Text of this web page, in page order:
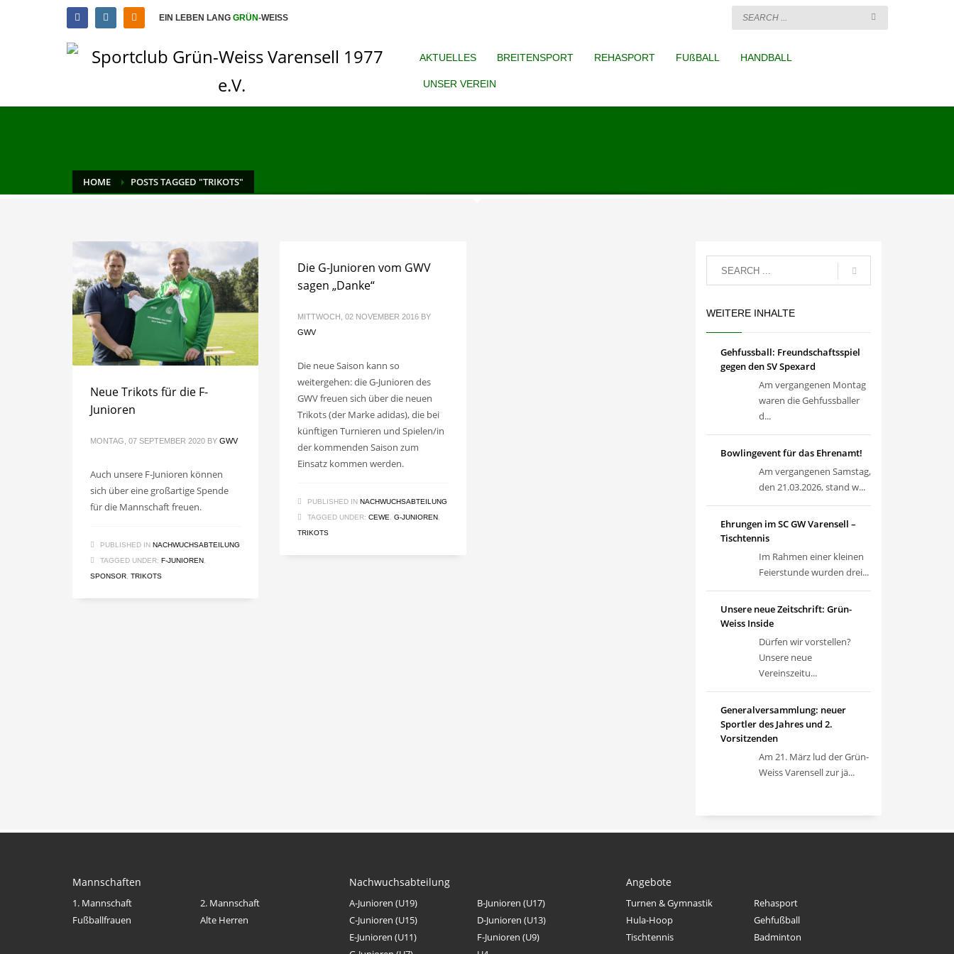
EIN LEBEN LANG GRÜN-WEISS
AKTUELLES BREITENSPORT REHASPORT FUßBALL HANDBALL
UNSER VEREIN
HOME POSTS TAGGED "TRIKOTS"
Neue Trikots für die F-
Junioren
MONTAG, 07 SEPTEMBER 2020 BY GWV
Auch unsere F-Junioren können
sich über eine großartige Spende
für die Mannschaft freuen.
PUBLISHED IN NACHWUCHSABTEILUNG
TAGGED UNDER: F-JUNIOREN
SPONSOR TRIKOTS
Die G-Junioren vom GWV
sagen „Danke“
MITTWOCH, 02 NOVEMBER 2016 BY
GWV
Die neue Saison kann so
weitergehen: die G-Junioren des
GWV freuen sich über die neuen
Trikots (der Marke adidas), die bei
künftigen Turnieren und Spielen/in
der kommenden Saison zum
Einsatz kommen werden.
PUBLISHED IN NACHWUCHSABTEILUNG
TAGGED UNDER: CEWE ,G-JUNIOREN
TRIKOTS
WEITERE INHALTE
Gehfussball: Freundschaftsspiel
gegen den SV Spexard
Am vergangenen Montag
waren die Gehfussballer
d...
Bowlingevent für das Ehrenamt!
Am vergangenen Samstag,
den 21.03.2026, stand w...
Ehrungen im SC GW Varensell –
Tischtennis
Im Rahmen einer kleinen
Feierstunde wurden drei...
Unsere neue Zeitschrift: Grün-
Weiss Inside
Dürfen wir vorstellen?
Unsere neue
Vereinszeitu...
Generalversammlung: neuer
Sportler des Jahres und 2.
Vorsitzenden
Am 21. März lud der Grün-
Weiss Varensell zur jä...
Mannschaften
1. Mannschaft
2. Mannschaft
Fußballfrauen
Alte Herren
Nachwuchsabteilung
A-Junioren (U19)
B-Junioren (U17)
C-Junioren (U15)
D-Junioren (U13)
E-Junioren (U11)
F-Junioren (U9)
Angebote
Turnen & Gymnastik
Rehasport
Hula-Hoop
Gehfußball
Tischtennis
Badminton